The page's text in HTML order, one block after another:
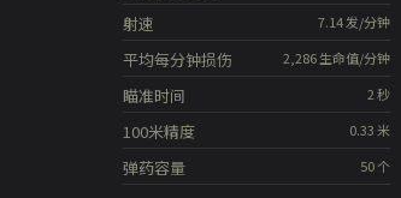
7.14发/分钟
射速
2,286生命值/分钟
平均每分钟损伤
2秒
瞄准时间
0.33米
100米精度
50个
弹药容量